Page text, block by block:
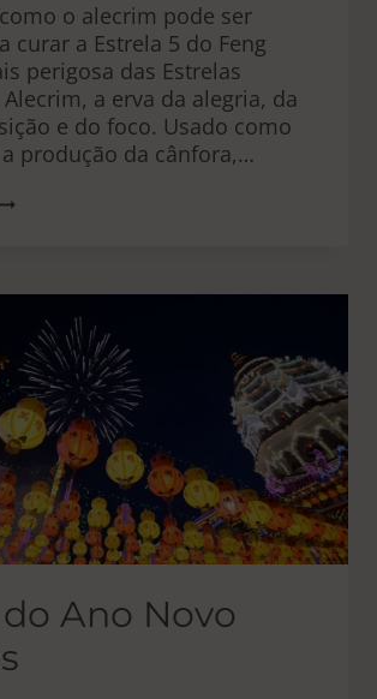
o alecrim pode ser
curar a Estrela 5 do Feng
perigosa das Estrelas
a erva da alegria, da
e do foco. Usado como
produção da cânfora,…
O
FENG
Ano Novo